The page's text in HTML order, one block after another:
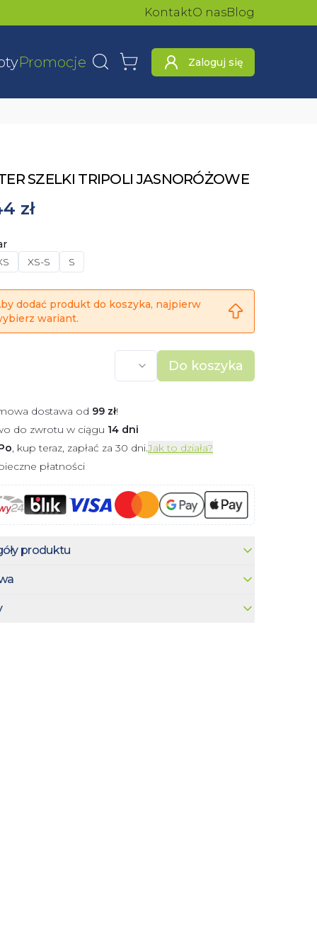
KontaktO nasBlog
Promocje WyszukajKoszyk Zaloguj się
SZELKI TRIPOLI JASNORÓŻOWE
zł
XS-S S
dodać produkt do koszyka, najpierw
wariant.
Do koszyka
dostawa od 99 zł!
do zwrotu w ciągu 14 dni
, kup teraz, zapłać za 30 dni.Jak to działa?
płatności
produktu